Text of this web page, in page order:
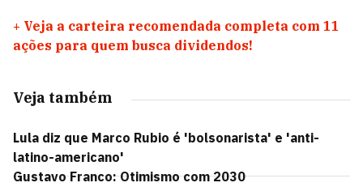
+ Veja a carteira recomendada completa com 11
ações para quem busca dividendos!
Veja também
Lula diz que Marco Rubio é 'bolsonarista' e 'anti-
latino-americano'
Gustavo Franco: Otimismo com 2030